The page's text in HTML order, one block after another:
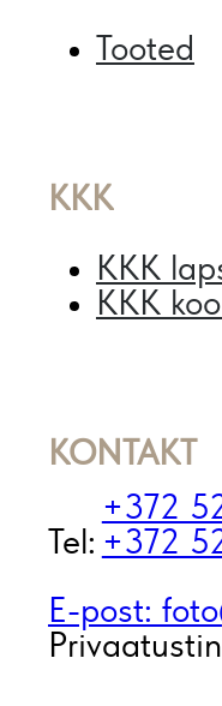
Tooted
KKK
KKK
KKK
KONTAKT
Tel:
+372
+372
E-post: